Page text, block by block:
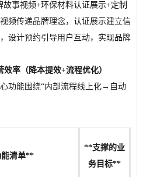
事视频+环保材料认证展示+定制
频传递品牌理念，认证展示建立信
设计预约引导用户互动，实现品牌
率（降本提效+流程优化）
功能围绕“内部流程线上化→自动
清单**
**支撑的业
务目标**